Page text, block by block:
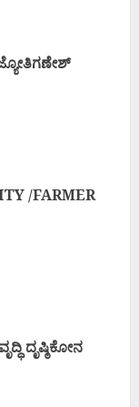
/FARMER
ದೃಷ್ಠಿಕೋನ